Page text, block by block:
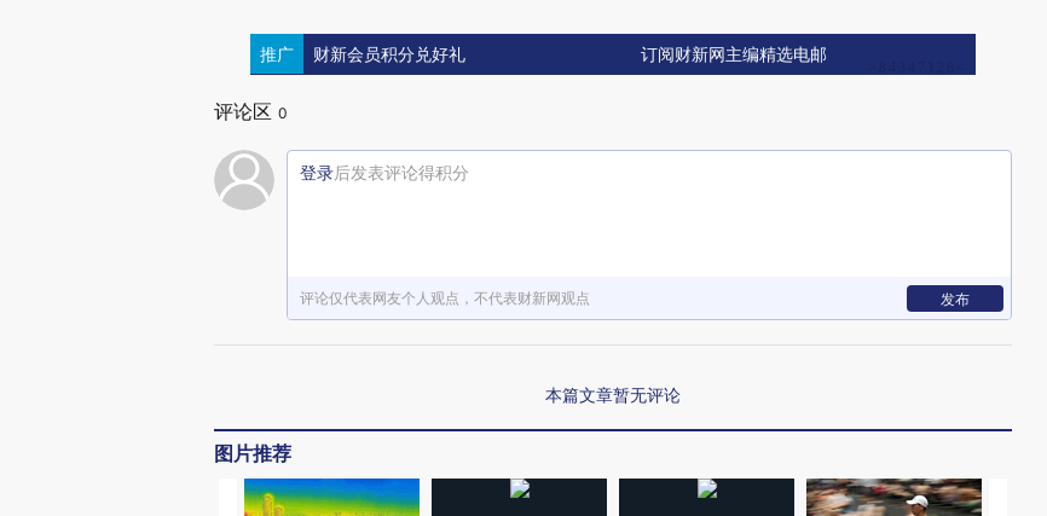
推广 财新会员积分兑好礼 订阅财新网主编精选电邮
评论区 0
登录后发表评论得积分
评论仅代表网友个人观点，不代表财新网观点 发布
本篇文章暂无评论
图片推荐